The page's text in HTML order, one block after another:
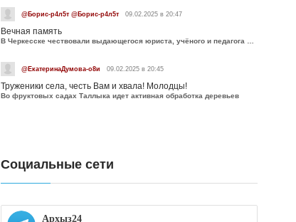
@Борис-р4л5т @Борис-р4л5т 09.02.2025 в 20:47
Вечная память
@ЕкатеринаДумова-о8и 09.02.2025 в 20:45
Труженики села, честь Вам и хвала! Молодцы!
Во фруктовых садах Таллыка идет активная обработка деревьев
Социальные сети